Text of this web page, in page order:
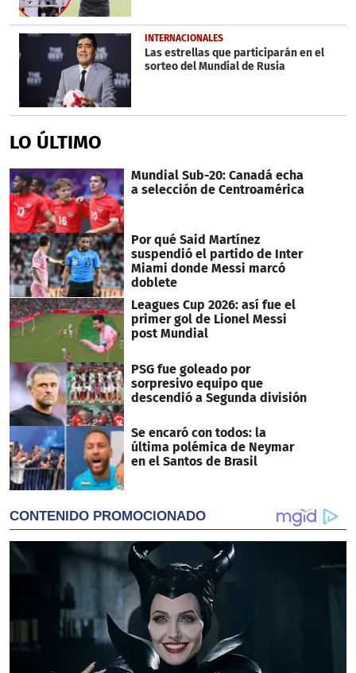
INTERNACIONALES
Las estrellas que participarán en el
sorteo del Mundial de Rusia
LO ÚLTIMO
Mundial Sub-20: Canadá echa
a selección de Centroamérica
Por qué Said Martínez
suspendió el partido de Inter
Miami donde Messi marcó
doblete
Leagues Cup 2026: así fue el
primer gol de Lionel Messi
post Mundial
PSG fue goleado por
sorpresivo equipo que
descendió a Segunda división
Se encaró con todos: la
última polémica de Neymar
en el Santos de Brasil